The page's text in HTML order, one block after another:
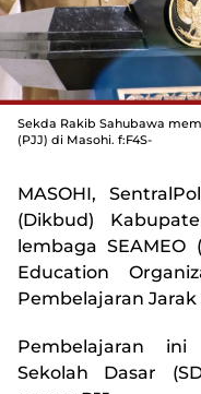
Sekda Rakib Sahubawa
(PJJ) di Masohi. f:F4S-
MASOHI,
(Dikbud)
lembaga
Education
Pembelajaran Jarak
Pembelajaran
Sekolah Dasar